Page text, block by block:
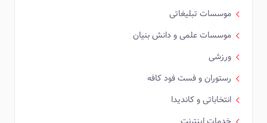
موسسات تبلیغاتی
موسسات علمی و دانش بنیان
ورزشی
رستوران و فست فود کافه
انتخاباتی و کاندیدا